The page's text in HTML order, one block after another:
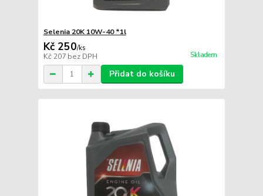
Selenia 20K 10W-40 *1l
Kč 250/ks
Kč 207 bez DPH Skladem
Přidat do košíku